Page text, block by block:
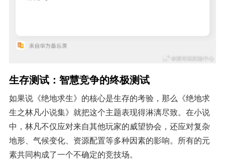
生存测试：智慧竞争的终极测试
如果说《绝地求生》的核心是生存的考验，那么《绝地求
生之林凡小说集》就把这个主题表现得淋漓尽致。在小说
中，林凡不仅应对来自其他玩家的威望协会，还应对复杂
地形、气候变化、资源配置等多种因素的影响。所有的元
素共同构成了一个不确定的竞技场。